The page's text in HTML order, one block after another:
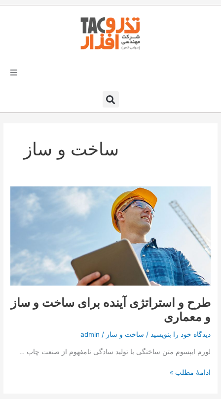
رفتن
تماس با ما
درخواست دمو
ساخت و ساز
طرح و استراتژی آینده برای ساخت و ساز
و معماری
دیدگاه‌ خود را بنویسید / ساخت و ساز /
admin
لورم ایپسوم متن ساختگی با تولید سادگی نامفهوم از صنعت چاپ …
استراتژی
برای
ساخت
و
ادامۀ مطلب »